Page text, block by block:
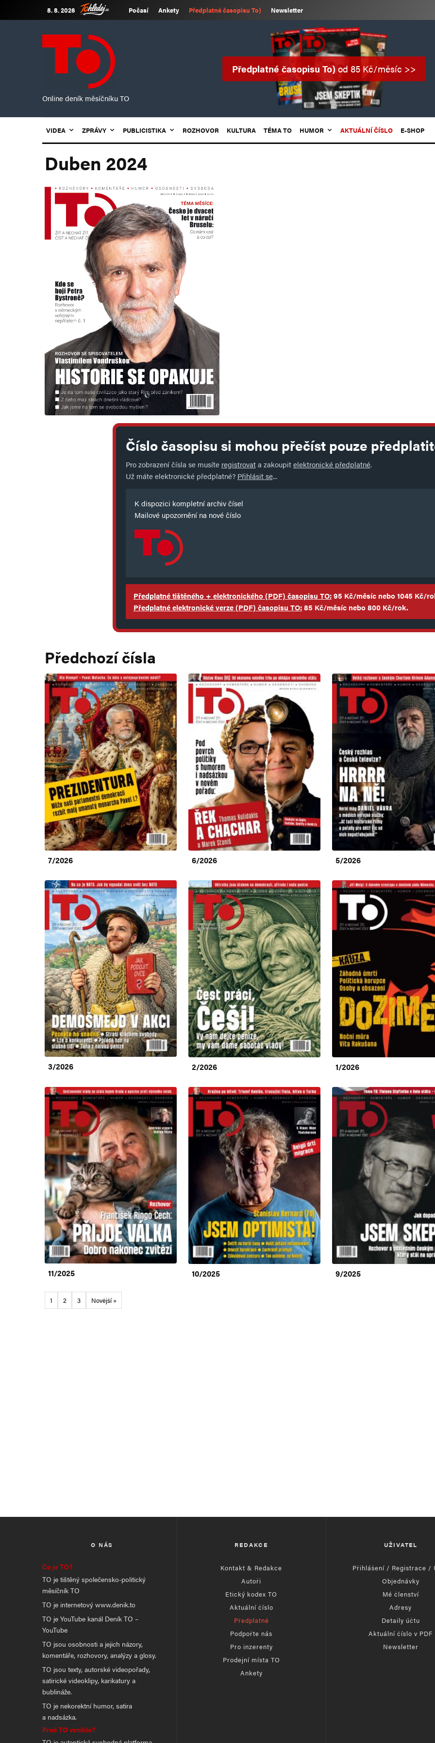
8. 8. 2026 Počasí Ankety Předplatné časopisu To) Newsletter
Online deník měsíčníku TO
Předplatné časopisu To)od 85 Kč/měsíc >>
VIDEA ZPRÁVY PUBLICISTIKA ROZHOVOR KULTURA TÉMA TO HUMOR AKTUÁLNÍ ČÍSLO E-SHOP
Duben 2024
Číslo časopisu si mohou přečíst pouze
Pro zobrazení čísla se musíte registrovata zakoupitelektronické předplatné.
Už máte elektronické předplatné? Přihlásit se...
K dispozici kompletní archiv čísel
Mailové upozornění na nové číslo
Předplatné tištěného + elektronického(PDF) časopisu TO:95 Kč/měsíc nebo 1045 Kč/
Předplatné elektronické verze(PDF) časopisu TO:85 Kč/měsíc nebo 800 Kč/rok.
Předchozí čísla
7/2026 6/2026 5/2026
3/2026 2/2026 1/2026
11/2025 10/2025 9/2025
1 2 3 Novější »
O NÁS
Co je TO?
TO je tištěný společensko-politický
měsíčník TO
TO je internetový www.denik.to
TO je YouTube kanál Deník TO –
YouTube
TO jsou osobnosti a jejich názory,
komentáře, rozhovory, analýzy a glosy.
TO jsou texty, autorské videopořady,
satirické videoklipy, karikatury a
bublináže.
TO je nekorektní humor, satira
a nadsázka.
Proč TO vzniklo?
REDAKCE
Kontakt & Redakce
Autoři
Etický kodex TO
Aktuální číslo
Předplatné
Podpořte nás
Pro inzerenty
Prodejní místa TO
Ankety
UŽIVATEL
Přihlášení / Registrace /
Objednávky
Mé členství
Adresy
Detaily účtu
Aktuální číslo v PDF
Newsletter